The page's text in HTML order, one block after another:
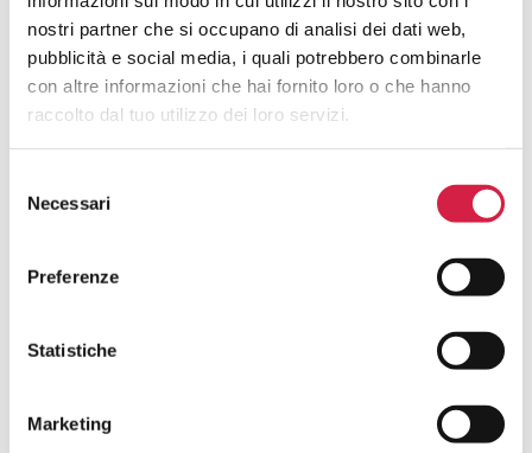
nostri partner che si occupano di analisi dei dati web,
pubblicità e social media, i quali potrebbero combinarle
con altre informazioni che hai fornito loro o che hanno
raccolto dal tuo utilizzo dei loro servizi.
delNecessari
Preferenze
Statistiche
Marketing
Quali Sono I Vantaggi Per La
Popolazione?
struttura e desideri inviarci un tuo
La tua opinione è fondamentale per noi! Scrivi una
recensione per contribuire al continuo miglioramento dei
servizi degli ospedali con il Bollino Rosa.